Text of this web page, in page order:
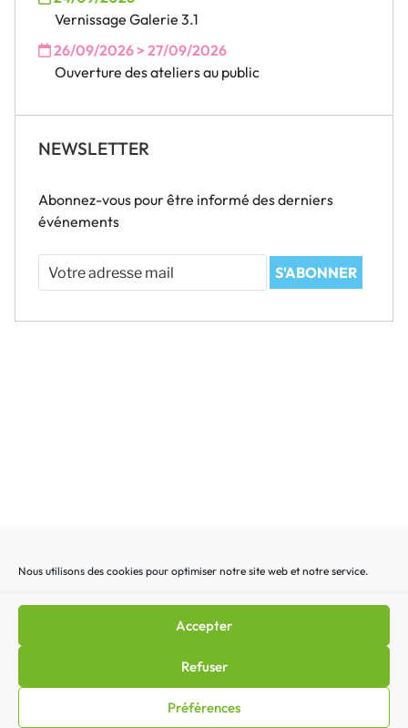
Nous utilisons des cookies pour optimiser notre site web et notre service.
Accepter
Refuser
Préférences
Vernissage Galerie 3.1
26/09/2026 > 27/09/2026
Ouverture des ateliers au public
NEWSLETTER
Abonnez-vous pour être informé des derniers
événements
Votre
adresse
S'ABONNER
Recherche
cookies|Politique de confidentialité|Politique de cookies
(EU)|Contact